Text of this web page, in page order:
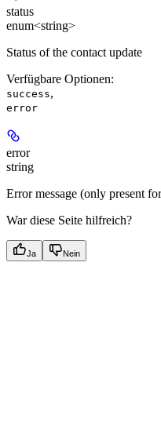
status
enum<string>
Status of the contact update
Verfügbare Optionen:
success,
error
error
string
Error message (only present
War diese Seite hilfreich?
Ja Nein